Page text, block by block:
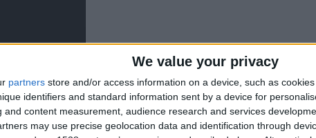
We value your privacy
partners store and/or access information on a device, such as
identifiers and standard information sent by a device for
and content measurement, audience research and services
may use precise geolocation data and identification through